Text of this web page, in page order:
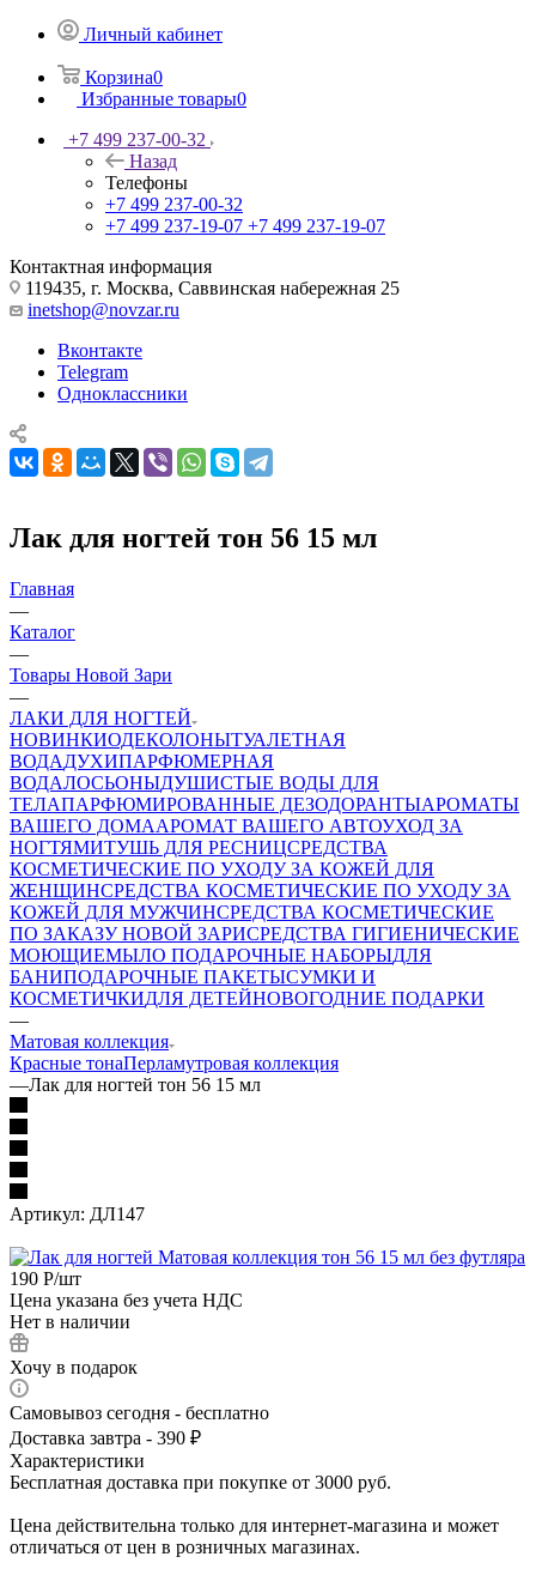
Личный кабинет
Корзина0
Избранные товары0
+7 499 237-00-32
Назад
Телефоны
+7 499 237-00-32
+7 499 237-19-07 +7 499 237-19-07
Контактная информация
119435, г. Москва, Саввинская набережная 25
inetshop@novzar.ru
Вконтакте
Telegram
Одноклассники
Лак для ногтей тон 56 15 мл
Главная
—
Каталог
—
Товары Новой Зари
—
ЛАКИ ДЛЯ НОГТЕЙ
НОВИНКИОДЕКОЛОНЫТУАЛЕТНАЯ
ВОДАДУХИПАРФЮМЕРНАЯ
ВОДАЛОСЬОНЫДУШИСТЫЕ ВОДЫ ДЛЯ
ТЕЛАПАРФЮМИРОВАННЫЕ ДЕЗОДОРАНТЫАРОМАТЫ
ВАШЕГО ДОМААРОМАТ ВАШЕГО АВТОУХОД ЗА
НОГТЯМИТУШЬ ДЛЯ РЕСНИЦСРЕДСТВА
КОСМЕТИЧЕСКИЕ ПО УХОДУ ЗА КОЖЕЙ ДЛЯ
ЖЕНЩИНСРЕДСТВА КОСМЕТИЧЕСКИЕ ПО УХОДУ ЗА
КОЖЕЙ ДЛЯ МУЖЧИНСРЕДСТВА КОСМЕТИЧЕСКИЕ
ПО ЗАКАЗУ НОВОЙ ЗАРИСРЕДСТВА ГИГИЕНИЧЕСКИЕ
МОЮЩИЕМЫЛО ПОДАРОЧНЫЕ НАБОРЫДЛЯ
БАНИПОДАРОЧНЫЕ ПАКЕТЫСУМКИ И
КОСМЕТИЧКИДЛЯ ДЕТЕЙНОВОГОДНИЕ ПОДАРКИ
—
Матовая коллекция
Красные тонаПерламутровая коллекция
—Лак для ногтей тон 56 15 мл
Артикул: ДЛ147
190 Р/шт
Цена указана без учета НДС
Нет в наличии
Хочу в подарок
Самовывоз сегодня - бесплатно
Доставка завтра - 390 ₽
Характеристики
Бесплатная доставка при покупке от 3000 руб.
Цена действительна только для интернет-магазина и может
отличаться от цен в розничных магазинах.